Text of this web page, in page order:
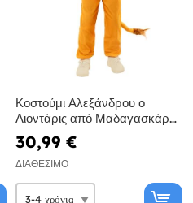
Κοστούμι Αλεξάνδρου ο
Λιοντάρις από Μαδαγασκάρη
για παιδιά
30,99 €
ΔΙΑΘΈΣΙΜΟ